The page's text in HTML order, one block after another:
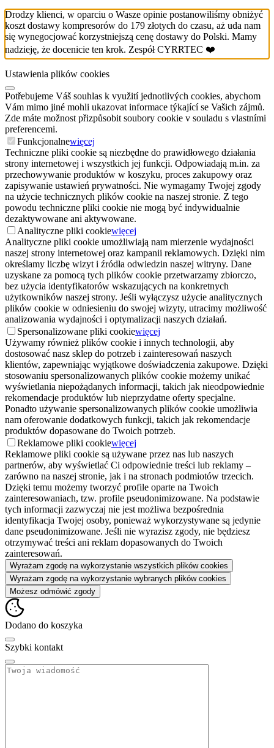
Drodzy klienci, w oparciu o Wasze opinie postanowiliśmy obniżyć
koszt dostawy kompresorów do 179 złotych do czasu, aż uda nam
się wynegocjować korzystniejszą cenę dostawy do Polski. Mamy
nadzieję, że docenicie ten krok. Zespół CYRRTEC ❤️
Ustawienia plików cookies
Potřebujeme Váš souhlas k využití jednotlivých cookies, abychom
Vám mimo jiné mohli ukazovat informace týkající se Vašich zájmů.
Zde máte možnost přizpůsobit soubory cookie v souladu s vlastními
preferencemi.
Funkcjonalnewięcej
Techniczne pliki cookie są niezbędne do prawidłowego działania
strony internetowej i wszystkich jej funkcji. Odpowiadają m.in. za
przechowywanie produktów w koszyku, proces zakupowy oraz
zapisywanie ustawień prywatności. Nie wymagamy Twojej zgody
na użycie technicznych plików cookie na naszej stronie. Z tego
powodu techniczne pliki cookie nie mogą być indywidualnie
dezaktywowane ani aktywowane.
Analityczne pliki cookiewięcej
Analityczne pliki cookie umożliwiają nam mierzenie wydajności
naszej strony internetowej oraz kampanii reklamowych. Dzięki nim
określamy liczbę wizyt i źródła odwiedzin naszej witryny. Dane
uzyskane za pomocą tych plików cookie przetwarzamy zbiorczo,
bez użycia identyfikatorów wskazujących na konkretnych
użytkowników naszej strony. Jeśli wyłączysz użycie analitycznych
plików cookie w odniesieniu do swojej wizyty, utracimy możliwość
analizowania wydajności i optymalizacji naszych działań.
Spersonalizowane pliki cookiewięcej
Używamy również plików cookie i innych technologii, aby
dostosować nasz sklep do potrzeb i zainteresowań naszych
klientów, zapewniając wyjątkowe doświadczenia zakupowe. Dzięki
stosowaniu spersonalizowanych plików cookie możemy unikać
wyświetlania niepożądanych informacji, takich jak nieodpowiednie
rekomendacje produktów lub nieprzydatne oferty specjalne.
Ponadto używanie spersonalizowanych plików cookie umożliwia
nam oferowanie dodatkowych funkcji, takich jak rekomendacje
produktów dopasowane do Twoich potrzeb.
Reklamowe pliki cookiewięcej
Reklamowe pliki cookie są używane przez nas lub naszych
partnerów, aby wyświetlać Ci odpowiednie treści lub reklamy –
zarówno na naszej stronie, jak i na stronach podmiotów trzecich.
Dzięki temu możemy tworzyć profile oparte na Twoich
zainteresowaniach, tzw. profile pseudonimizowane. Na podstawie
tych informacji zazwyczaj nie jest możliwa bezpośrednia
identyfikacja Twojej osoby, ponieważ wykorzystywane są jedynie
dane pseudonimizowane. Jeśli nie wyrazisz zgody, nie będziesz
otrzymywać treści ani reklam dopasowanych do Twoich
zainteresowań.
Wyrażam zgodę na wykorzystanie wszystkich plików cookies
Wyrażam zgodę na wykorzystanie wybranych plików cookies
Możesz odmówić zgody
Dodano do koszyka
Szybki kontakt